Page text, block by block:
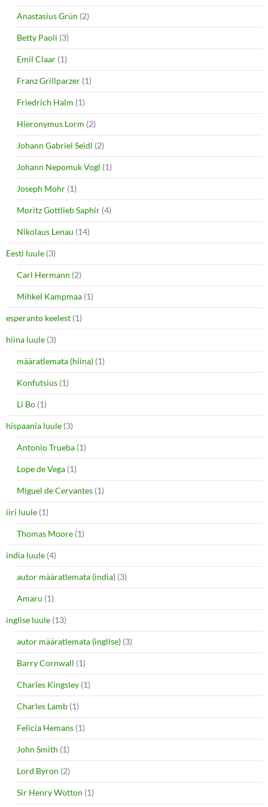
) w
)
Anastasius Grün (2)
Betty Paoli (3)
Emil Claar (1)
Franz Grillparzer (1)
Friedrich Halm (1)
Hieronymus Lorm (2)
Johann Gabriel Seidl (2)
Johann Nepomuk Vogl (1)
Joseph Mohr (1)
Moritz Gottlieb Saphir (4)
Nikolaus Lenau (14)
Eesti luule (3)
Carl Hermann (2)
Mihkel Kampmaa (1)
esperanto keelest (1)
hiina luule (3)
määratlemata (hiina) (1)
Konfutsius (1)
Li Bo (1)
hispaania luule (3)
Antonio Trueba (1)
Lope de Vega (1)
Miguel de Cervantes (1)
iiri luule (1)
Thomas Moore (1)
india luule (4)
autor määratlemata (india) (3)
Amaru (1)
inglise luule (13)
autor määratlemata (inglise) (3)
Barry Cornwall (1)
Charles Kingsley (1)
Charles Lamb (1)
Felicia Hemans (1)
John Smith (1)
Lord Byron (2)
Sir Henry Wotton (1)